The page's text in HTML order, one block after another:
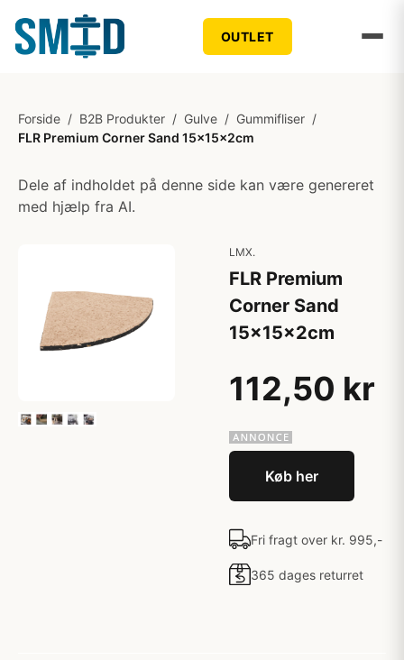
OUTLET
Forside / B2B Produkter / Gulve / Gummifliser /
FLR Premium Corner Sand 15x15x2cm
Dele af indholdet på denne side kan være genereret
med hjælp fra AI.
LMX.
FLR Premium
Corner Sand
15x15x2cm
112,50 kr
Køb her
Fri fragt over kr. 995,-
365 dages returret